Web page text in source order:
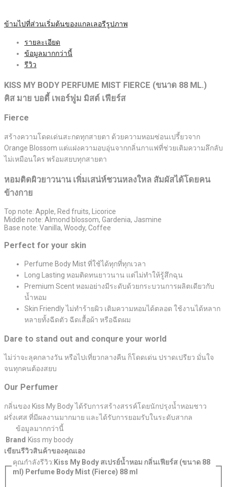
ข้ามไปที่ส่วนเริ่มต้นของแกลเลอรีรูปภาพ
รายละเอียด
ข้อมูลมากกว่านี้
รีวิว
KISS MY BODY PERFUME MIST FIERCE (ขนาด 88 ML.)
คิส มาย บอดี้ เพอร์ฟูม มิสต์ เฟียร์ส
Fierce
สร้างความโดดเด่นสะกดทุกสายตา ด้วยความหอมซ่อนเปรี้ยวจาก
Orange Blossom แต่แฝงความอบอุ่นจากกลิ่นกาแฟที่ช่วยเติมความลึกลับ
ไม่เหมือนใคร พร้อมสยบทุกสายตา
หอมติดผิวยาวนาน เพิ่มเสน่ห์ชวนหลงใหล สัมผัสได้โดยคน
ข้างกาย
Top note: Apple, Red fruits, Licorice
Middle note: Almond blossom, Gardenia, Jasmine
Base note: Vanilla, Woody, Coffee
Perfect for your skin
Perfume Body Mist ที่ใช้ได้ทุกที่ทุกเวลา
Long Lasting หอมติดทนยาวนาน แต่ไม่ทำให้รู้สึกฉุน
Premium Scent หอมอย่างมีระดับด้วยกระบวนการผลิตเดียวกับ
น้ำหอม
Skin Friendly ไม่ทำร้ายผิว เติมความหอมได้ตลอด ใช้งานได้หลาก
หลายทั้งฉีดตัว ฉีดเสื้อผ้า หรือฉีดผม
Dare to stand out and conqure your world
ไม่ว่าจะลุคกลางวัน หรือไปเที่ยวกลางคืน ก็โดดเด่น ปราดเปรียว มั่นใจ
จนทุกคนต้องสยบ
Our Perfumer
กลิ่นของ Kiss My Body ได้รับการสร้างสรรค์โดยนักปรุงน้ำหอมชาว
ฝรั่งเศส ที่มีผลงานมากมาย และได้รับการยอมรับในระดับสากล
ข้อมูลมากกว่านี้
Brand Kiss my boody
เขียนรีวิวสินค้าของคุณเอง
คุณกำลังรีวิว: Kiss My Body สเปรย์น้ำหอม กลิ่นเฟียร์ส (ขนาด 88
ml) Perfume Body Mist (Fierce) 88 ml